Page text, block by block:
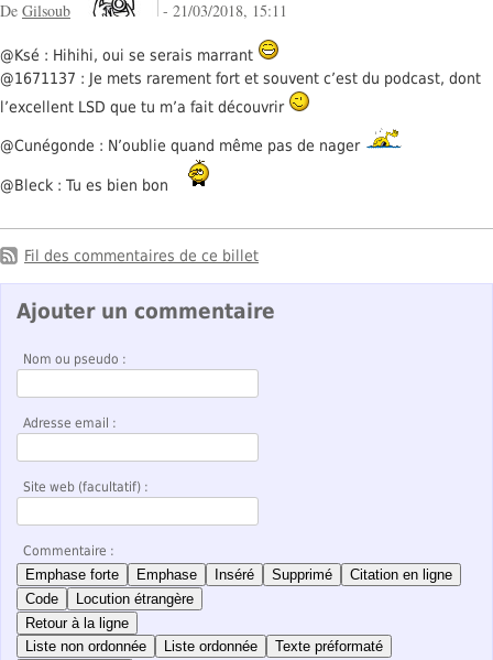
De Gilsoub - 21/03/2018, 15:11
@Ksé : Hihihi, oui se serais marrant
@1671137 : Je mets rarement fort et souvent c’est du podcast, dont
l’excellent LSD que tu m’a fait découvrir
@Cunégonde : N’oublie quand même pas de nager
@Bleck : Tu es bien bon
Fil des commentaires de ce billet
Ajouter un commentaire
Nom ou pseudo :
Adresse email :
Site web (facultatif) :
Commentaire :
Emphase forte Emphase Inséré Supprimé
Citation en ligne
Code
Locution étrangère
Retour à la ligne
Liste non ordonnée
Liste ordonnée
Texte préformaté